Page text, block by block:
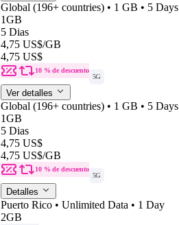
Global (196+ countries) • 1 GB • 5 Days
1GB
5 Dias
4,75 US$/GB
4,75 US$
10 % de descuento
5G
Ver detalles
Global (196+ countries) • 1 GB • 5 Days
1GB
5 Dias
4,75 US$
4,75 US$/GB
10 % de descuento
5G
Detalles
Puerto Rico • Unlimited Data • 1 Day
2GB